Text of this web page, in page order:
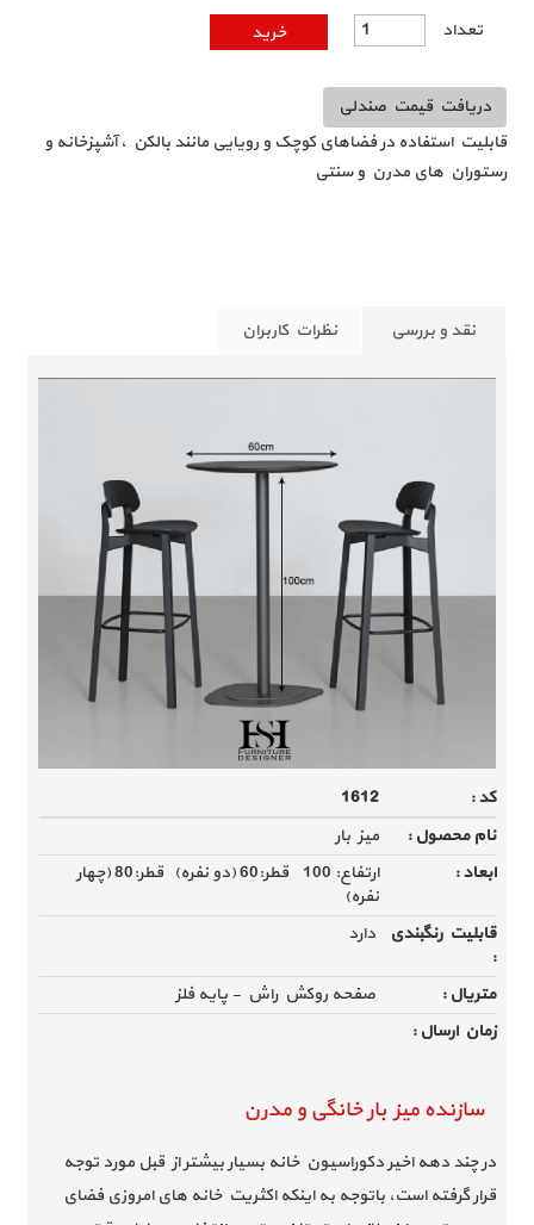
تعداد
خرید اینترنتی میز بار خانگی
دریافت قیمت صندلی
قابلیت استفاده در فضاهای کوچک و رویایی مانند بالکن ، آشپزخانه و
رستوران های مدرن و سنتی
نقد و بررسی نظرات کاربران
کد :
1612
نام محصول :
میز بار
ابعاد :
ارتفاع: 100 قطر:60 (دو نفره) قطر:80 (چهار
نفره)
قابلیت رنگبندی
:
دارد
متریال :
صفحه روکش راش - پایه فلز
زمان ارسال :
سازنده میز بار خانگی و مدرن
در چند دهه اخیر دکوراسیون خانه بسیار بیشتر از قبل مورد توجه
قرار گرفته است، باتوجه به اینکه اکثریت خانه های امروزی فضای